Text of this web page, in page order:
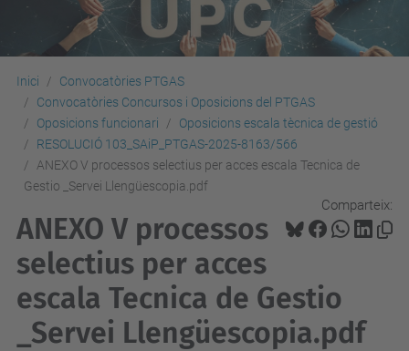
Inici
Convocatòries PTGAS
Convocatòries Concursos i Oposicions del PTGAS
Oposicions funcionari
Oposicions escala tècnica de gestió
RESOLUCIÓ 103_SAiP_PTGAS-2025-8163/566
ANEXO V processos selectius per acces escala Tecnica de
Gestio _Servei Llengüescopia.pdf
Comparteix:
ANEXO V processos
selectius per acces
escala Tecnica de Gestio
_Servei Llengüescopia.pdf